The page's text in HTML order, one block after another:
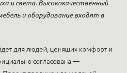
и света. Высококачественный
и оборудование входят в
для людей, ценящих комфорт и
согласована —